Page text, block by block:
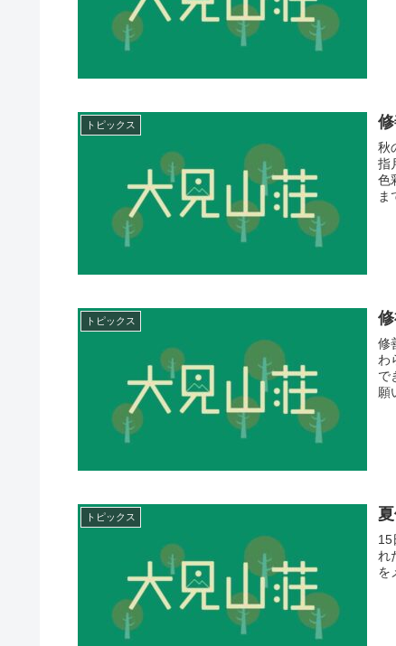
トピックス
秋
指
色
ま
トピックス
修
わ
で
願
トピックス
15
れ
を